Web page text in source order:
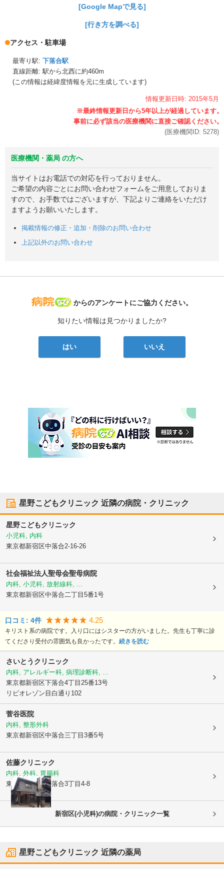
[Google Mapで見る]
[行き方を調べる]
アクセス・駐車場
最寄り駅: 下落合駅
直線距離: 駅から北西に約460m
(この情報は経緯度情報を元に生成しています)
情報更新日時: 2015年5月
(医療機関ID: 5278)
医療機関・薬局 の方へ
当サイトはお電話での対応を行っておりません。
ご希望の内容ごとにお問い合わせフォームをご用意しておりま
すので、お手数ではございますが、下記よりご連絡をいただけ
ますようお願いいたします。
掲載情報の修正・追加・削除のお問い合わせ
上記以外のお問い合わせ
病院なび
からのアンケートにご協力ください。
知りたい情報は見つかりましたか?
はい いいえ
星野こどもクリニック 近隣の病院・クリニック
星野こどもクリニック
小児科, 内科
東京都新宿区中落合2-16-26
社会福祉法人聖母会聖母病院
内科, 小児科, 放射線科, ...
東京都新宿区中落合二丁目5番1号
口コミ: 4件 4.25
キリスト系の病院です。入り口にはシスターの方がいました。先生も丁寧に診
てくださり受付の雰囲気も良かったです。 続きを読む
さいとうクリニック
内科, アレルギー科, 病理診断科, ...
東京都新宿区下落合4丁目25番13号
リビオレゾン目白通り102
菅谷医院
内科, 整形外科
東京都新宿区中落合三丁目3番5号
佐藤クリニック
内科, 外科, 胃腸科
東京都新宿区中落合3丁目4-8
新宿区(小児科)の病院・クリニック一覧
星野こどもクリニック 近隣の薬局